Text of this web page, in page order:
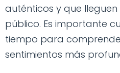
auténticos y que
público. Es importante
tiempo para
sentimientos más